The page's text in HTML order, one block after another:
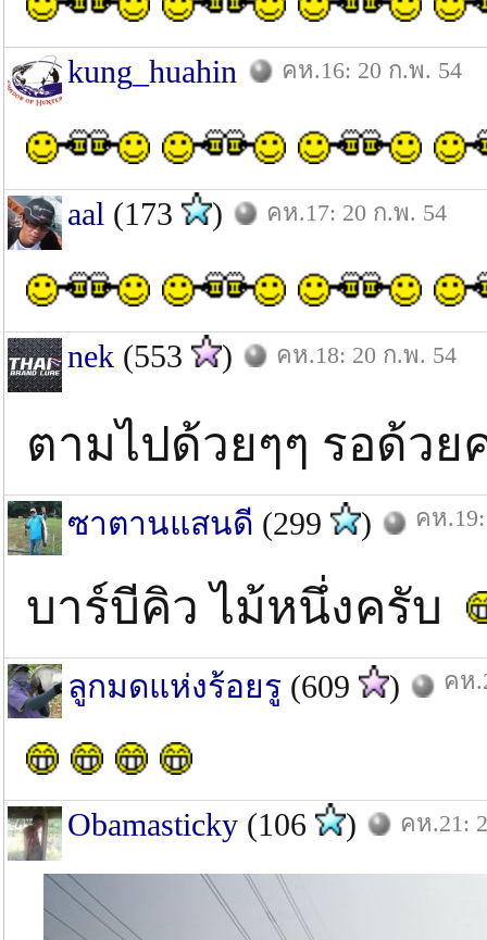
kung_huahin คห.16: 20 ก.พ. 54
aal (173 ) คห.17: 20 ก.พ. 54
nek (553 ) คห.18: 20 ก.พ. 54
ตามไปด้วยๆๆ รอด้ว
ซาตานแสนดี (299 ) คห
บาร์บีคิว ไม้หนึ่งครับ
ลูกมดแห่งร้อยรู (609 ) คห
Obamasticky (106 ) คห.21: